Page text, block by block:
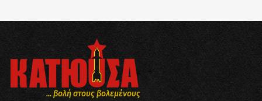
... βολή στους βολεμένους